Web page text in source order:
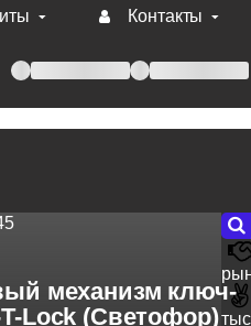
Контакты
счету.
механизм ключ-
Lock (Светофор)